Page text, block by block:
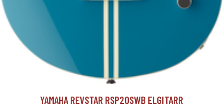
YAMAHA REVSTAR RSP20SWB ELGITARR